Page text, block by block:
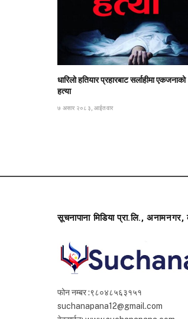
धारिलो हतियार प्रहारबाट सर्लाहीमा एकजनाको
हत्या
७ असार २०८३, आईतवार
सूचनापाना मिडिया प्रा.लि., अनामनगर,
फोन नम्बर :९८०४८५६३१५१
suchanapana12@gmail.com